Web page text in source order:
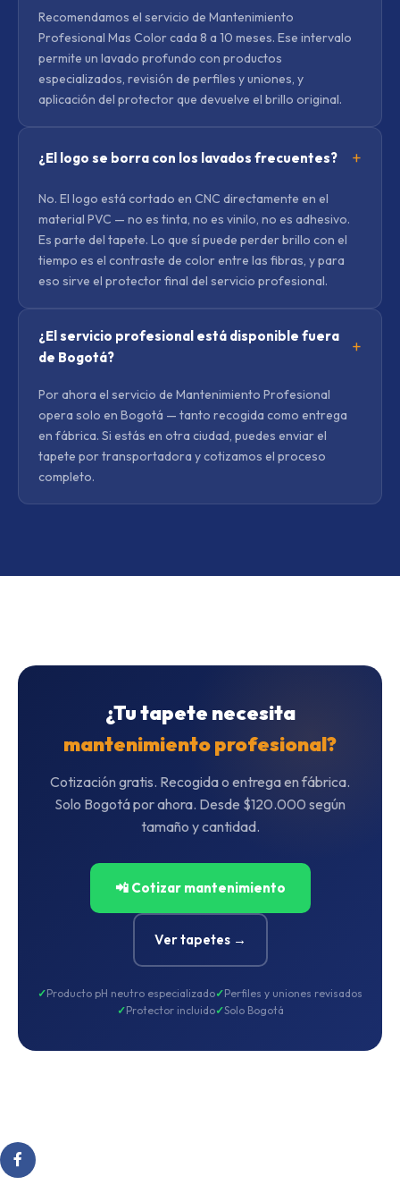
Recomendamos el servicio de Mantenimiento
Profesional Mas Color cada 8 a 10 meses. Ese intervalo
permite un lavado profundo con productos
especializados, revisión de perfiles y uniones, y
aplicación del protector que devuelve el brillo original.
¿El logo se borra con los lavados frecuentes?
No. El logo está cortado en CNC directamente en el
material PVC — no es tinta, no es vinilo, no es adhesivo.
Es parte del tapete. Lo que sí puede perder brillo con el
tiempo es el contraste de color entre las fibras, y para
eso sirve el protector final del servicio profesional.
¿El servicio profesional está disponible fuera
de Bogotá?
Por ahora el servicio de Mantenimiento Profesional
opera solo en Bogotá — tanto recogida como entrega
en fábrica. Si estás en otra ciudad, puedes enviar el
tapete por transportadora y cotizamos el proceso
completo.
¿Tu tapete necesita
mantenimiento profesional?
Cotización gratis. Recogida o entrega en fábrica.
Solo Bogotá por ahora. Desde $120.000 según
tamaño y cantidad.
📲 Cotizar mantenimiento
Ver tapetes →
Producto pH neutro especializado
Perfiles y uniones revisados
Protector incluido
Solo Bogotá